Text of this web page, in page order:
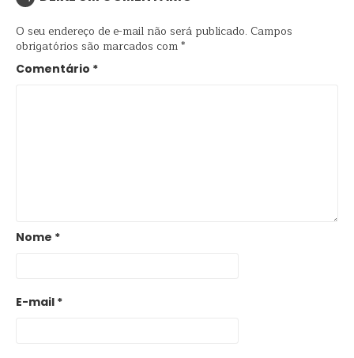
O seu endereço de e-mail não será publicado. Campos
obrigatórios são marcados com*
Comentário *
Nome *
E-mail *